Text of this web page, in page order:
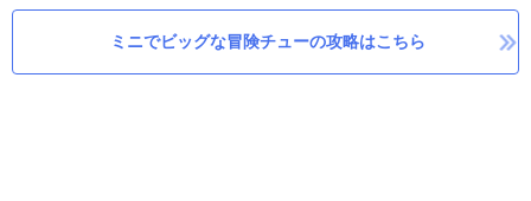
ミニでビッグな冒険チューの攻略はこちら